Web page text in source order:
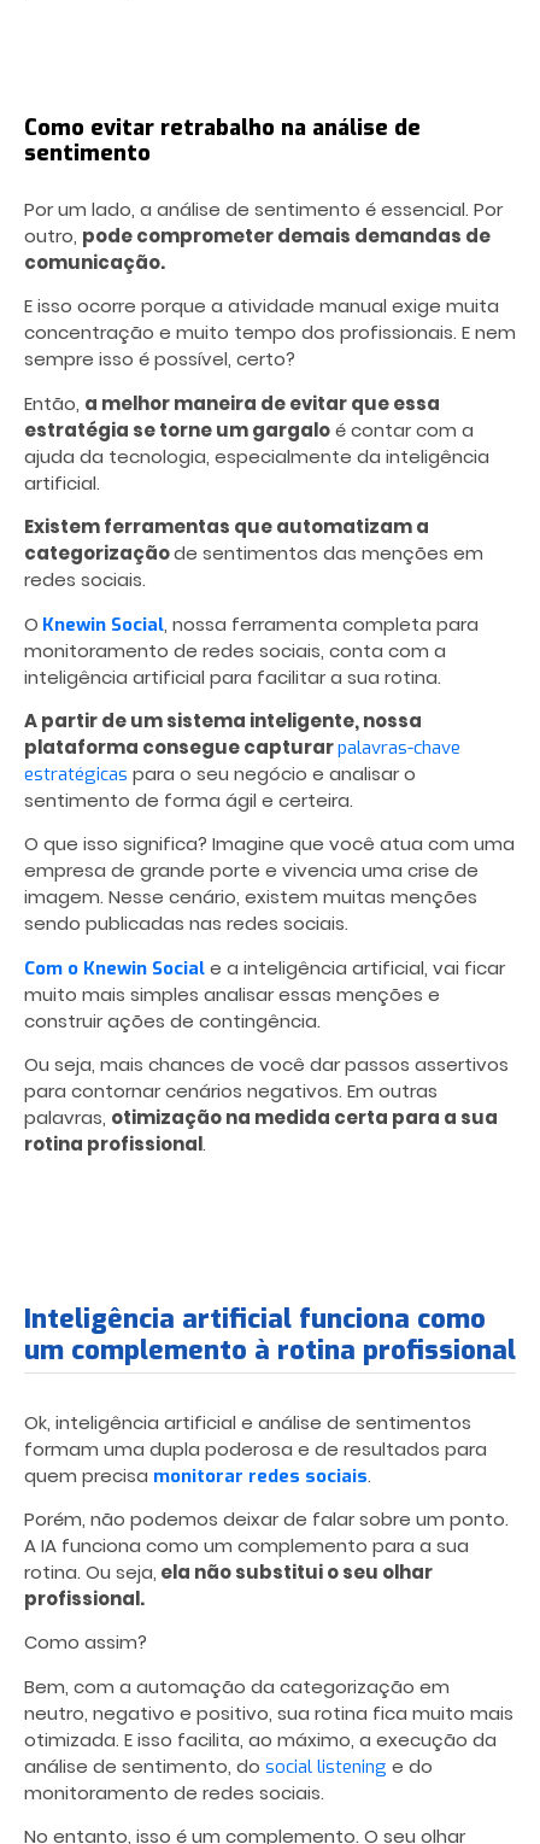
Como evitar retrabalho na análise de
sentimento
Por um lado, a análise de sentimento é essencial. Por
outro, pode comprometer demais demandas de
comunicação.
E isso ocorre porque a atividade manual exige muita
concentração e muito tempo dos profissionais. E nem
sempre isso é possível, certo?
Então, a melhor maneira de evitar que essa
estratégia se torne um gargaloé contar com a
ajuda da tecnologia, especialmente da inteligência
artificial.
Existem ferramentas que automatizam a
categorizaçãode sentimentos das menções em
redes sociais.
O Knewin Social, nossa ferramenta completa para
monitoramento de redes sociais, conta com a
inteligência artificial para facilitar a sua rotina.
A partir de um sistema inteligente, nossa
plataforma consegue capturarpalavras-chave
estratégicas para o seu negócio e analisar o
sentimento de forma ágil e certeira.
O que isso significa? Imagine que você atua com uma
empresa de grande porte e vivencia uma crise de
imagem. Nesse cenário, existem muitas menções
sendo publicadas nas redes sociais.
Com o Knewin Social e a inteligência artificial, vai ficar
muito mais simples analisar essas menções e
construir ações de contingência.
Ou seja, mais chances de você dar passos assertivos
para contornar cenários negativos. Em outras
palavras, otimização na medida certa para a sua
rotina profissional.
Inteligência artificial funciona como
um complemento à rotina profissional
Ok, inteligência artificial e análise de sentimentos
formam uma dupla poderosa e de resultados para
quem precisa monitorar redes sociais.
Porém, não podemos deixar de falar sobre um ponto.
A IA funciona como um complemento para a sua
rotina. Ou seja, ela não substitui o seu olhar
profissional.
Como assim?
Bem, com a automação da categorização em
neutro, negativo e positivo, sua rotina fica muito mais
otimizada. E isso facilita, ao máximo, a execução da
análise de sentimento, do social listening e do
monitoramento de redes sociais.
No entanto, isso é um complemento. O seu olhar